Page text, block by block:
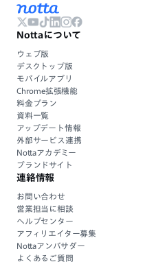
Nottaについて
ウェブ版
デスクトップ版
モバイルアプリ
Chrome拡張機能
料金プラン
資料一覧
アップデート情報
外部サービス連携
Nottaアカデミー
ブランドサイト
連絡情報
お問い合わせ
営業担当に相談
ヘルプセンター
アフィリエイター募集
Nottaアンバサダー
よくあるご質問